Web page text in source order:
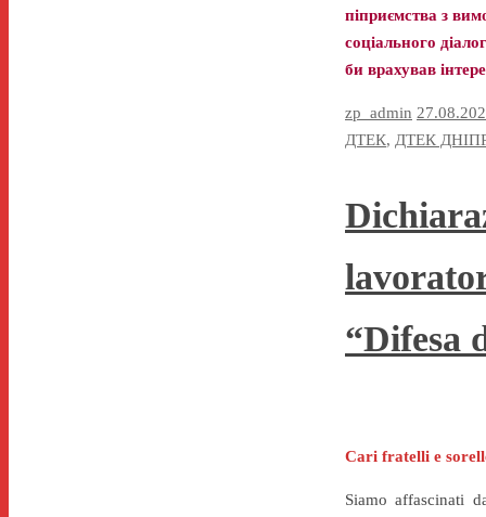
піприємства з
соціального
би врахував
zp_admin
ДТЕК, ДТЕК
“Difesa
Cari fratelli e
Siamo affascinati